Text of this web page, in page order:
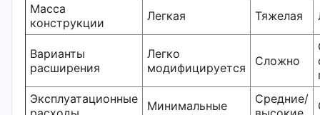
Масса
конструкции
Легкая Тяжелая
Варианты
расширения
Легко
модифицируется
Сложно
Эксплуатационные
Минимальные
Средние/